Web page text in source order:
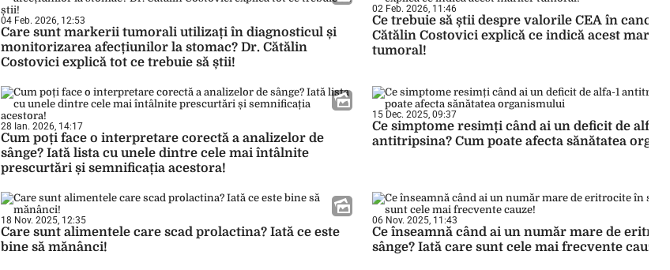
04 Feb. 2026, 12:53
Care sunt markerii tumorali utilizați în diagnosticul și
monitorizarea afecțiunilor la stomac? Dr. Cătălin
Costovici explică tot ce trebuie să știi!
02 Feb. 2026, 11:46
Ce trebuie să știi despre valorile CEA în
Cătălin Costovici explică ce indică acest marker
tumoral!
28 Ian. 2026, 14:17
Cum poți face o interpretare corectă a analizelor de
sânge? Iată lista cu unele dintre cele mai întâlnite
prescurtări și semnificația acestora!
15 Dec. 2025, 09:37
Ce simptome resimți când ai un deficit de alfa-1
antitripsina? Cum poate afecta sănătatea
18 Nov. 2025, 12:35
Care sunt alimentele care scad prolactina? Iată ce este
bine să mănânci!
06 Nov. 2025, 11:43
Ce înseamnă când ai un număr mare de
sânge? Iată care sunt cele mai frecvente cauze!